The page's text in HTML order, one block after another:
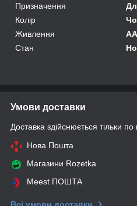
Призначення
Колір
Живлення
Стан
Умови доставки
Доставка здійснюється тільки по
Нова Пошта
Магазини Rozetka
Meest ПОШТА
Всі умови доставки